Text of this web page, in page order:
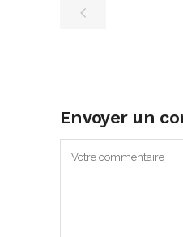
Envoyer un